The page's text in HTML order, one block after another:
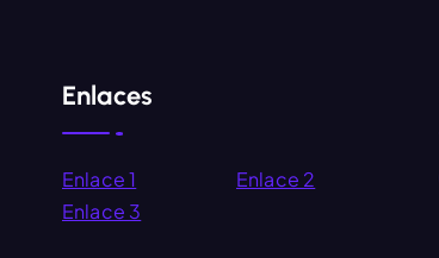
Enlaces
Enlace 1
Enlace 2
Enlace 3